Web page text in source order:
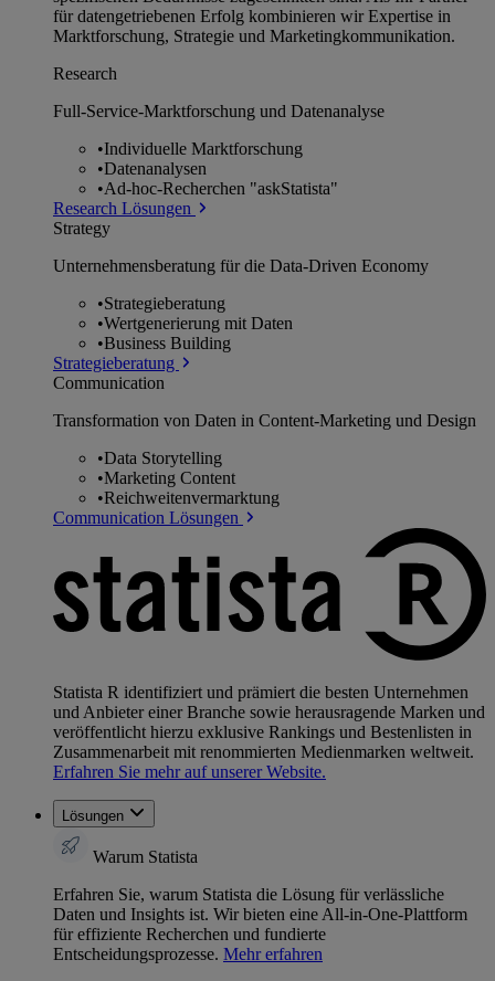
für datengetriebenen Erfolg kombinieren wir Expertise in
Marktforschung, Strategie und Marketingkommunikation.
Research
Full-Service-Marktforschung und Datenanalyse
•Individuelle Marktforschung
•Datenanalysen
•Ad-hoc-Recherchen "askStatista"
Research Lösungen
Strategy
Unternehmens­beratung für die Data-Driven Economy
•Strategieberatung
•Wertgenerierung mit Daten
•Business Building
Strategieberatung
Communication
Transformation von Daten in Content-Marketing und Design
•Data Storytelling
•Marketing Content
•Reichweitenvermarktung
Communication Lösungen
Statista R identifiziert und prämiert die besten Unternehmen
und Anbieter einer Branche sowie herausragende Marken und
veröffentlicht hierzu exklusive Rankings und Bestenlisten in
Zusammenarbeit mit renommierten Medienmarken weltweit.
Erfahren Sie mehr auf unserer Website.
Lösungen
Warum Statista
Erfahren Sie, warum Statista die Lösung für verlässliche
Daten und Insights ist. Wir bieten eine All-in-One-Plattform
für effiziente Recherchen und fundierte
Entscheidungsprozesse. Mehr erfahren